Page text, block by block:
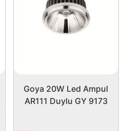
Goya 20W Led Ampul
AR111 Duylu GY 9173